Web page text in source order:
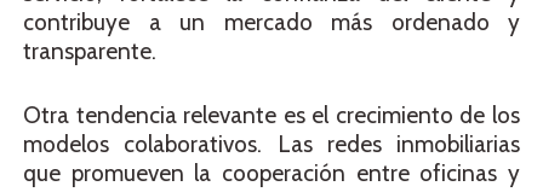
contribuye a un mercado más ordenado y
transparente.
Otra tendencia relevante es el crecimiento de los
modelos colaborativos. Las redes inmobiliarias
que promueven la cooperación entre oficinas y